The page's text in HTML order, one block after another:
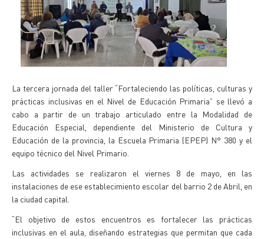
La tercera jornada del taller “Fortaleciendo las políticas, culturas y
prácticas inclusivas en el Nivel de Educación Primaria” se llevó a
cabo a partir de un trabajo articulado entre la Modalidad de
Educación Especial, dependiente del Ministerio de Cultura y
Educación de la provincia, la Escuela Primaria (EPEP) N° 380 y el
equipo técnico del Nivel Primario.
Las actividades se realizaron el viernes 8 de mayo, en las
instalaciones de ese establecimiento escolar del barrio 2 de Abril, en
la ciudad capital.
“El objetivo de estos encuentros es fortalecer las prácticas
inclusivas en el aula, diseñando estrategias que permitan que cada